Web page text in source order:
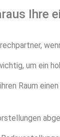
Ihre
um
Raum